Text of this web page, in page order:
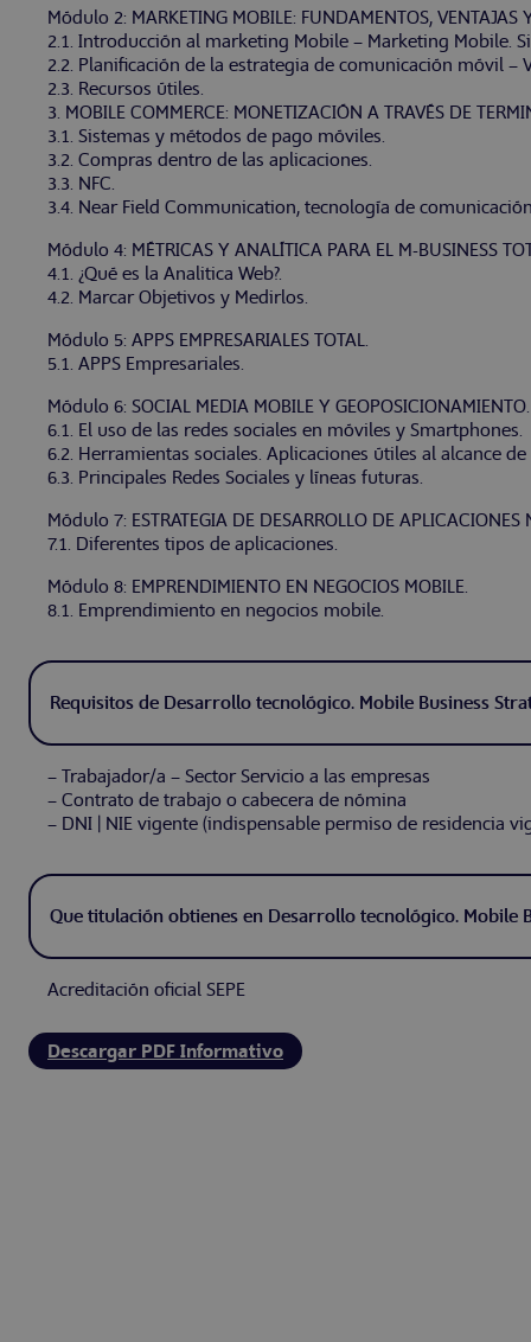
Módulo 2: MARKETING MOBILE: FUNDAMENTOS, VENTAJAS
2.1. Introducción al marketing Mobile – Marketing Mobile.
2.2. Planificación de la estrategia de comunicación móvil –
2.3. Recursos útiles.
3. MOBILE COMMERCE: MONETIZACIÓN A TRAVÉS DE
3.1. Sistemas y métodos de pago móviles.
3.2. Compras dentro de las aplicaciones.
3.3. NFC.
3.4. Near Field Communication, tecnología de
Módulo 4: MÉTRICAS Y ANALÍTICA PARA EL M-BUSINESS
4.1. ¿Qué es la Analitica Web?.
4.2. Marcar Objetivos y Medirlos.
Módulo 5: APPS EMPRESARIALES TOTAL.
5.1. APPS Empresariales.
Módulo 6: SOCIAL MEDIA MOBILE Y GEOPOSICIONAMIENTO.
6.1. El uso de las redes sociales en móviles y Smartphones.
6.2. Herramientas sociales. Aplicaciones útiles al alcance
6.3. Principales Redes Sociales y líneas futuras.
Módulo 7: ESTRATEGIA DE DESARROLLO DE APLICACIONES
7.1. Diferentes tipos de aplicaciones.
Módulo 8: EMPRENDIMIENTO EN NEGOCIOS MOBILE.
8.1. Emprendimiento en negocios mobile.
Requisitos de Desarrollo tecnológico. Mobile Business
– Trabajador/a – Sector Servicio a las empresas
– Contrato de trabajo o cabecera de nómina
– DNI | NIE vigente (indispensable permiso de residencia
Que titulación obtienes en Desarrollo tecnológico. Mobile
Acreditación oficial SEPE
Descargar PDF Informativo